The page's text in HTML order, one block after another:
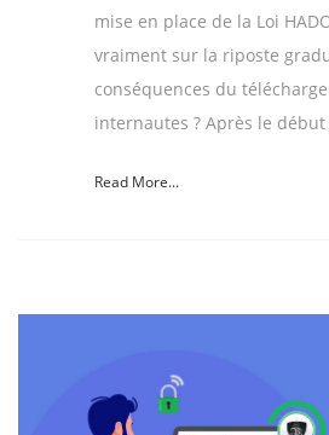
mise en place de la Loi
vraiment sur la riposte
conséquences du
internautes ? Après le début
Read More...